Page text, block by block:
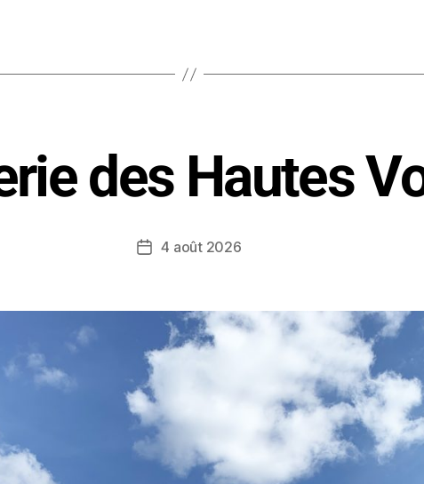
des Hautes
4 août 2026